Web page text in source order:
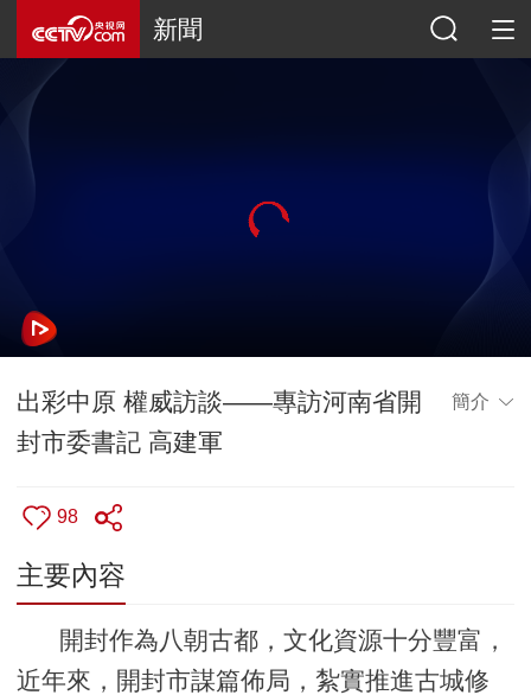
新聞
出彩中原 權威訪談——專訪河南省開
封市委書記 高建軍
簡介
98
主要內容
開封作為八朝古都，文化資源十分豐富，
近年來，開封市謀篇佈局，紮實推進古城修